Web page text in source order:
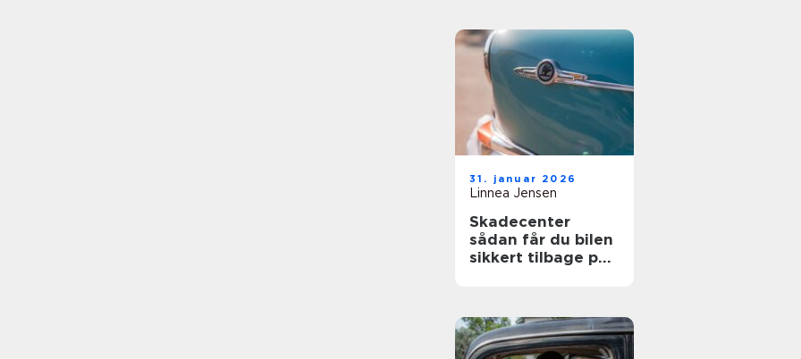
31. januar 2026
Linnea Jensen
Skadecenter
sådan får du bilen
sikkert tilbage på